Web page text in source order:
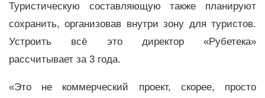
Туристическую составляющую также планируют
сохранить, организовав внутри зону для туристов.
Устроить всё это директор «Рубетека»
рассчитывает за 3 года.
«Это не коммерческий проект, скорее, просто